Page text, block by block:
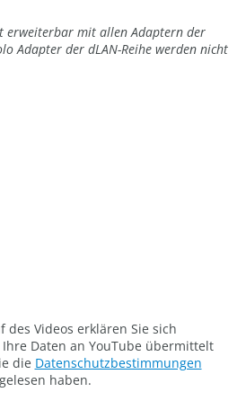
erweiterbar mit allen Adaptern der
Adapter der dLAN-Reihe werden nicht
des Videos erklären Sie sich
Daten an YouTube übermittelt
die Datenschutzbestimmungen
gelesen haben.